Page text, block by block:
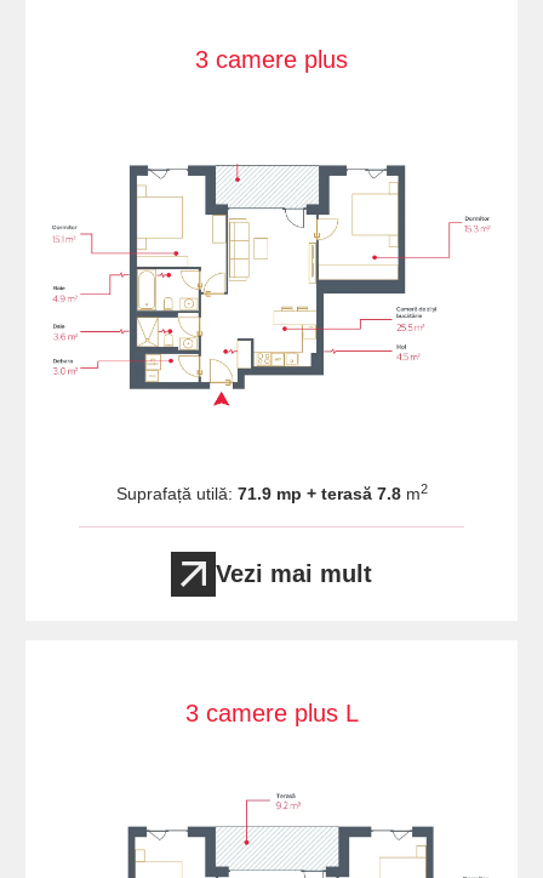
3 camere plus
Suprafață utilă: 71.9 mp + terasă 7.8m2
Vezi mai mult
3 camere plus L